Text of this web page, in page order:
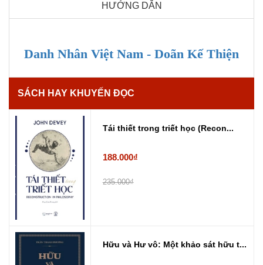
HƯỚNG DẪN
Danh Nhân Việt Nam - Doãn Kế Thiện
SÁCH HAY KHUYẾN ĐỌC
Tái thiết trong triết học (Recon...
188.000₫
235.000₫
Hữu và Hư vô: Một khảo sát hữu t...